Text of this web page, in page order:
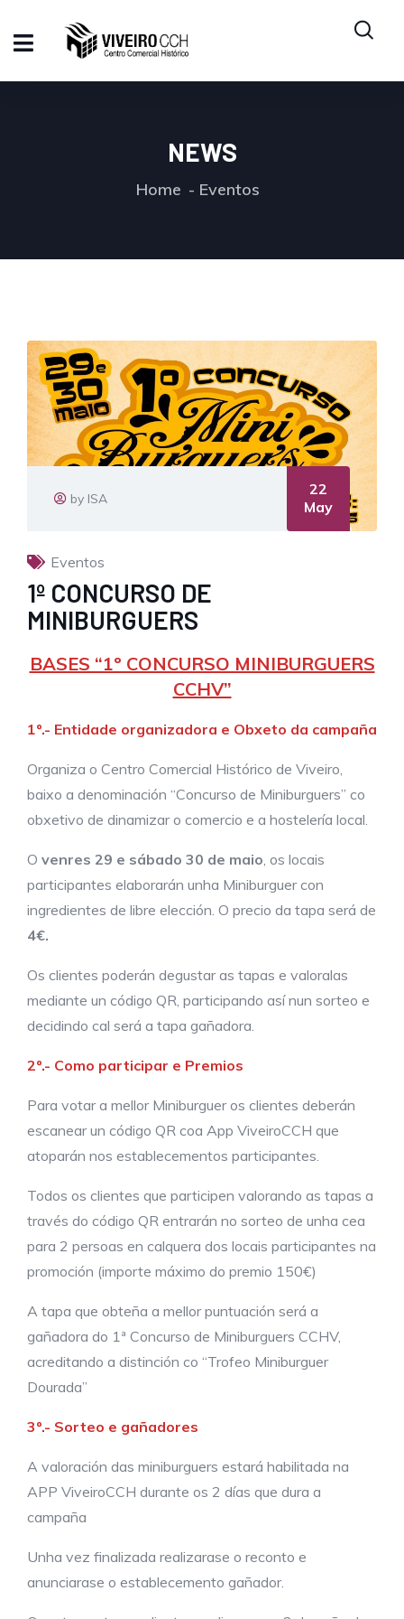
NEWS
Home Eventos
by ISA
22
May
Eventos
1º CONCURSO DE
MINIBURGUERS
BASES “1º CONCURSO MINIBURGUERS
CCHV”
1º.- Entidade organizadora e Obxeto da campaña
Organiza o Centro Comercial Histórico de Viveiro,
baixo a denominación “Concurso de Miniburguers” co
obxetivo de dinamizar o comercio e a hostelería local.
O venres 29 e sábado 30 de maio, os locais
participantes elaborarán unha Miniburguer con
ingredientes de libre elección. O precio da tapa será de
4€.
Os clientes poderán degustar as tapas e valoralas
mediante un código QR, participando así nun sorteo e
decidindo cal será a tapa gañadora.
2º.- Como participar e Premios
Para votar a mellor Miniburguer os clientes deberán
escanear un código QR coa App ViveiroCCH que
atoparán nos establecementos participantes.
Todos os clientes que participen valorando as tapas a
través do código QR entrarán no sorteo de unha cea
para 2 persoas en calquera dos locais participantes na
promoción (importe máximo do premio 150€)
A tapa que obteña a mellor puntuación será a
gañadora do 1ª Concurso de Miniburguers CCHV,
acreditando a distinción co “Trofeo Miniburguer
Dourada”
3º.- Sorteo e gañadores
A valoración das miniburguers estará habilitada na
APP ViveiroCCH durante os 2 días que dura a
campaña
Unha vez finalizada realizarase o reconto e
anunciarase o establecemento gañador.